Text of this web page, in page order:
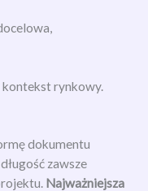
rynkowy.
dokumentu
zawsze
Najważniejsza